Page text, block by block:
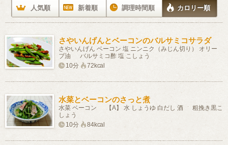
人気順 新着順 調理時間順 カロリー順
さやいんげんとベーコンのバルサミコサラダ
さやいんげん ベーコン 塩 ニンニク（みじん切り） オリー
ブ油 バルサミコ酢 塩 こしょう
10分
72kcal
水菜とベーコンのさっと煮
水菜 ベーコン 【A】 水 しょうゆ 白だし 酒 粗挽き黒こ
しょう
10分
84kcal